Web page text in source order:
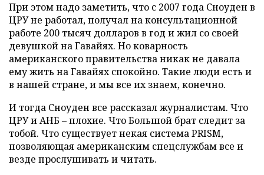
При этом надо заметить, что с 2007 года Сноуден в
ЦРУ не работал, получал на консультационной
работе 200 тысяч долларов в год и жил со своей
девушкой на Гавайях. Но коварность
американского правительства никак не давала
ему жить на Гавайях спокойно. Такие люди есть и
в нашей стране, и мы все их знаем, конечно.
И тогда Сноуден все рассказал журналистам. Что
ЦРУ и АНБ – плохие. Что Большой брат следит за
тобой. Что существует некая система PRISM,
позволяющая американским спецслужбам все и
везде прослушивать и читать.